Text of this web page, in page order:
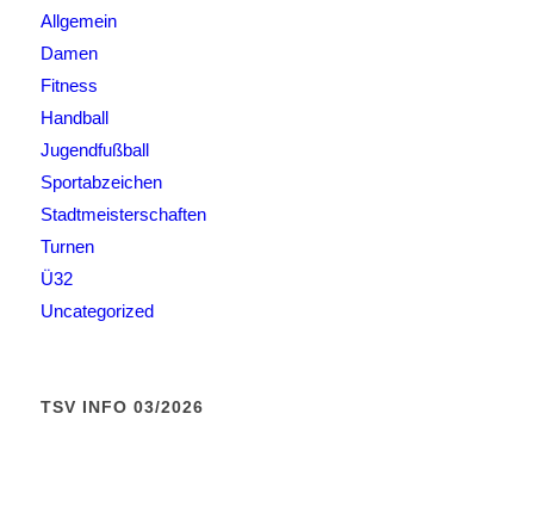
Allgemein
Damen
Fitness
Handball
Jugendfußball
Sportabzeichen
Stadtmeisterschaften
Turnen
Ü32
Uncategorized
TSV INFO 03/2026